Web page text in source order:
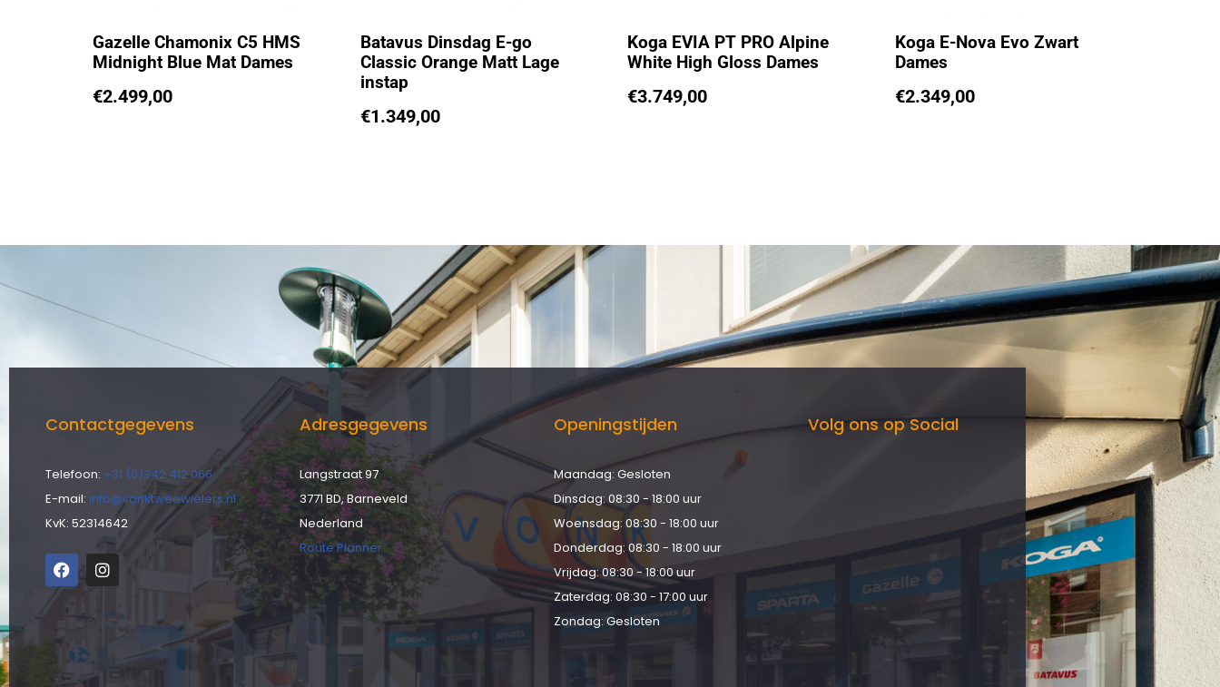
Gazelle Chamonix C5 HMS
Midnight Blue Mat Dames
€2.499,00
Batavus Dinsdag E-go
Classic Orange Matt Lage
instap
€1.349,00
Koga EVIA PT PRO Alpine
White High Gloss Dames
€3.749,00
Koga E-Nova Evo Zwart
Dames
€2.349,00
Contactgegevens
Telefoon: +31 (0)342 412 066
E-mail: info@vonktweewielers.nl
KvK: 52314642
Adresgegevens
Langstraat 97
3771 BD, Barneveld
Nederland
Route Planner
Openingstijden
Maandag: Gesloten
Dinsdag: 08:30 - 18:00 uur
Woensdag: 08:30 - 18:00 uur
Donderdag: 08:30 - 18:00 uur
Vrijdag: 08:30 - 18:00 uur
Zaterdag: 08:30 - 17:00 uur
Zondag: Gesloten
Volg ons op Social